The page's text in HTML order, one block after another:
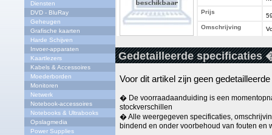
Diensten
DVD - BluRay
Geheugen
Grafische kaarten
Harde Schijven
Invoer-apparaten
Kaartlezers
Kabels & Accessoires
Moederborden
Monitoren
Netwerk
Notebook-accessoires
Notebooks & Ultrabooks
Opslagmedia
Power Supplies
Prijs
Omschrijving
Gedetailleerde specificaties
Voor dit artikel zijn geen
� De voorraadaanduiding is een
stockverschillen
� Alle weergegeven specificaties,
bindend en onder voorbehoud van fouten en